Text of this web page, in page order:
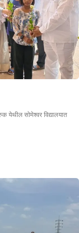
येथील सोमेश्वर विद्यालयात